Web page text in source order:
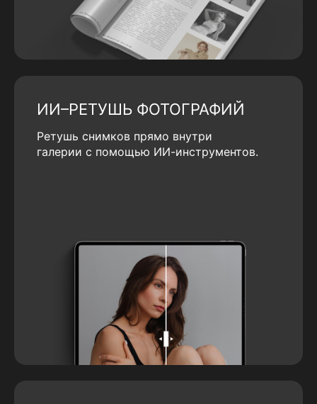
ИИ–РЕТУШЬ ФОТОГРАФИЙ
Ретушь снимков прямо внутри
галерии с помощью ИИ-инструментов.